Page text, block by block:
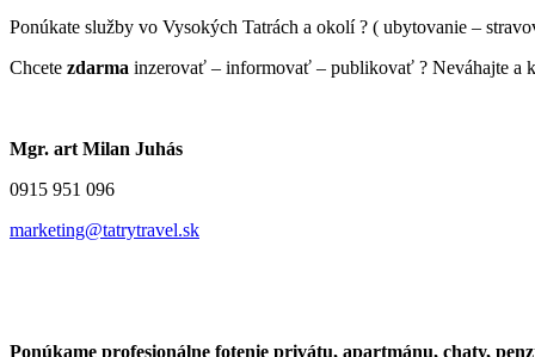
Ponúkate služby vo Vysokých Tatrách a okolí ? ( ubytovanie –
Chcete zdarma inzerovať – informovať – publikovať ? Neváhajte a
Mgr. art Milan Juhás
0915 951 096
marketing@tatrytravel.sk
Ponúkame profesionálne fotenie privátu, apartmánu, chaty,